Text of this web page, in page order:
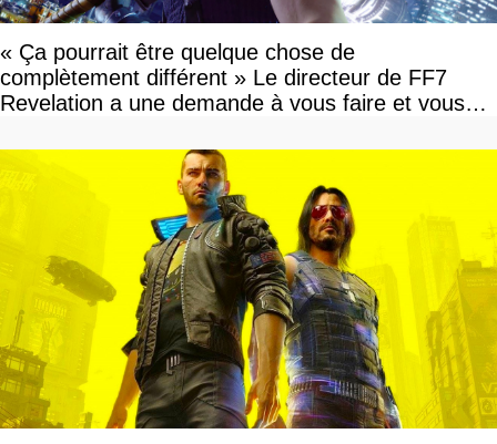
« Ça pourrait être quelque chose de
complètement différent » Le directeur de FF7
Revelation a une demande à vous faire et vous